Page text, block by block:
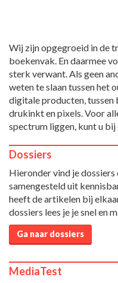
Wij zijn opgegroeid in de
boekenvak. En daarmee
sterk verwant. Als geen
weten te slaan tussen het
digitale producten, tussen
drukinkt en pixels. Voor
spectrum liggen, kunt u bij
Dossiers
Hieronder vind je
samengesteld uit
heeft de artikelen bij
dossiers lees je je snel en
Ga naar dossiers
MediaTest